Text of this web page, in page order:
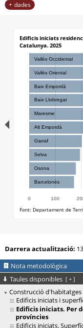
dades
Darrera actualització:
Nota metodològica
Taules disponibles [ + ]
Construcció d'habitatges
Edificis iniciats i
Edificis iniciats. Per
províncies
Edificis iniciats.